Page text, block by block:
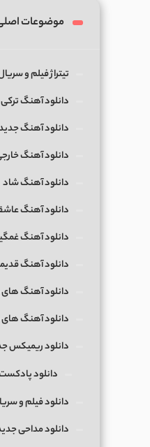
موضوعات
تیتراژ فیلم و
دانلود آهنگ ترکی
دانلود آهنگ
دانلود آهنگ
دانلود آهنگ شاد
دانلود آهنگ
دانلود آهنگ
دانلود آهنگ
دانلود آهنگ های
دانلود آهنگ
دانلود ریمیکس
دانلود
دانلود فیلم و
دانلود مداحی جدید |